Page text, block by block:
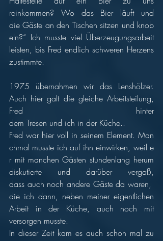
reinkommen? Wo das Bier läuft und
die Gäste an den Tischen sitzen und knob
eln?“ Ich musste viel Überzeugungsarbeit
leisten, bis Fred endlich schweren Herzens
zustimmte.
1975 übernahmen wir das Lenshölzer.
Auch hier galt die gleiche Arbeitsteilung,
Fred hinter
dem Tresen und ich in der Küche..
Fred war hier voll in seinem Element. Man
chmal musste ich auf ihn einwirken, weil e
r mit manchen Gästen stundenlang herum
diskutierte und darüber vergaß,
dass auch noch andere Gäste da waren,
die ich dann, neben meiner eigentlichen
Arbeit in der Küche, auch noch mit
versorgen musste.
In dieser Zeit kam es auch schon mal zu